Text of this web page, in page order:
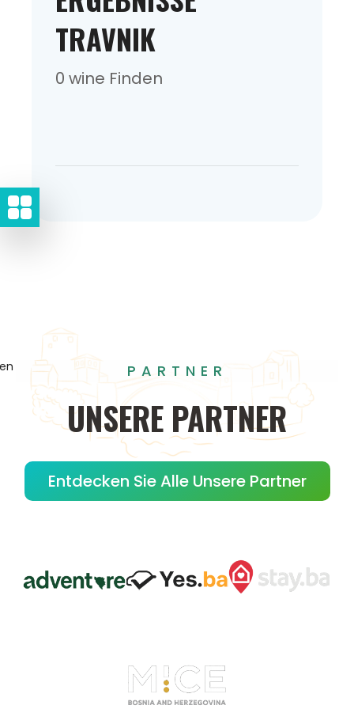
TRAVNIK
0 wine Finden
PARTNER
UNSERE PARTNER
Entdecken Sie Alle Unsere Partner